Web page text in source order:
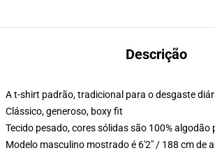
Descrição
A t-shirt padrão, tradicional para o desgaste
Clássico, generoso, boxy fit
Tecido pesado, cores sólidas são 100% algodão
Modelo masculino mostrado é 6'2" / 188 cm de